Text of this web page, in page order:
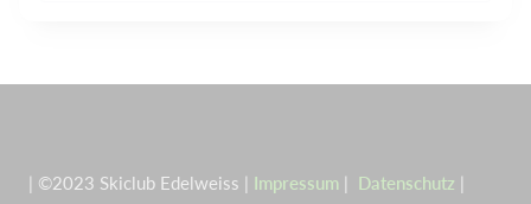
| ©2023 Skiclub Edelweiss | Impressum Datenschutz